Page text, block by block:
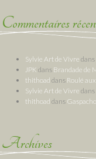
Commentaires
Sylvie Art de Vivre dans
JPK dans Brandade de
thithoad dans Roulé
Sylvie Art de Vivre dans
thithoad dans
Archives